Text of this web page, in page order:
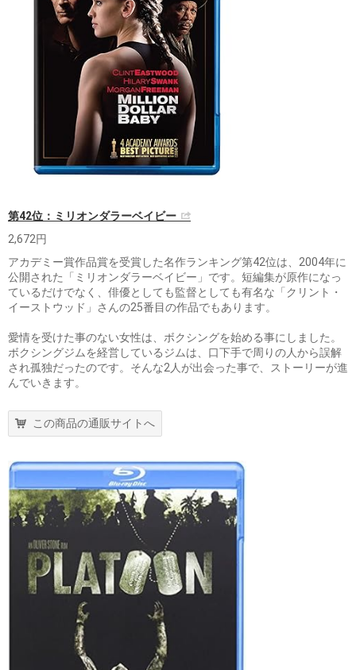
第42位：ミリオンダラーベイビー
2,672円
アカデミー賞作品賞を受賞した名作ランキング第42位は、2004年に
公開された「ミリオンダラーベイビー」です。短編集が原作になっ
ているだけでなく、俳優としても監督としても有名な「クリント・
イーストウッド」さんの25番目の作品でもあります。
愛情を受けた事のない女性は、ボクシングを始める事にしました。
ボクシングジムを経営しているジムは、口下手で周りの人から誤解
され孤独だったのです。そんな2人が出会った事で、ストーリーが進
んでいきます。
この商品の通販サイトへ